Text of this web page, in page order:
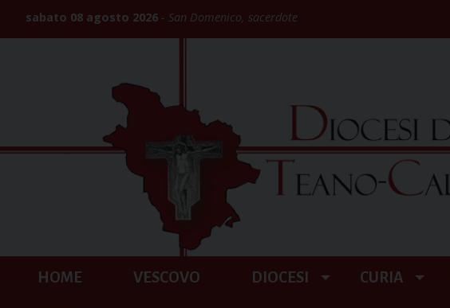
sabato 08 agosto 2026 San Domenico, sacerdote
HOME VESCOVO DIOCESI CURIA